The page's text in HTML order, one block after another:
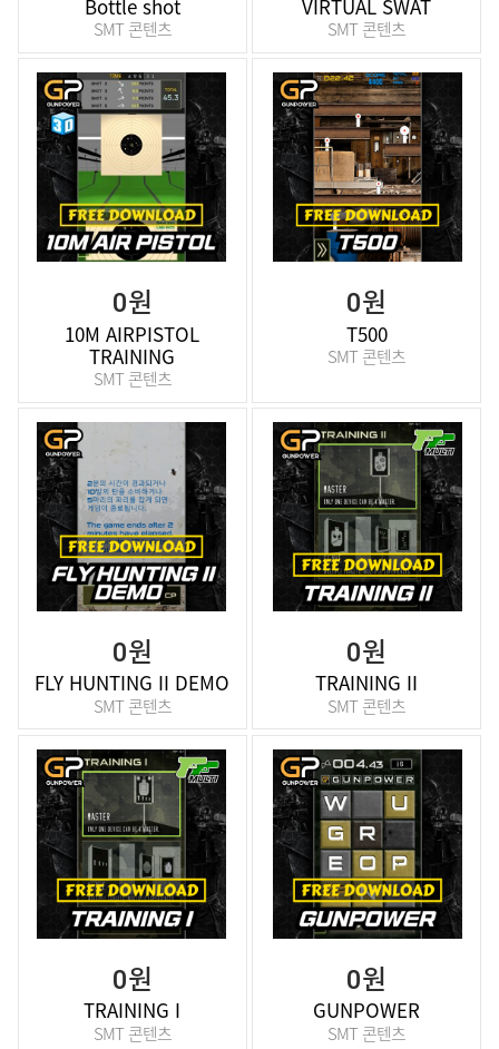
Bottle shot
SMT 콘텐츠
VIRTUAL SWAT
SMT 콘텐츠
0원
10M AIRPISTOL
TRAINING
SMT 콘텐츠
0원
T500
SMT 콘텐츠
0원
FLY HUNTING II DEMO
SMT 콘텐츠
0원
TRAINING II
SMT 콘텐츠
0원
TRAINING I
SMT 콘텐츠
0원
GUNPOWER
SMT 콘텐츠